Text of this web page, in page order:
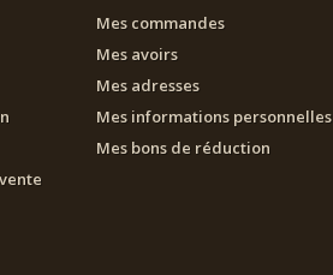
Mes commandes
Mes avoirs
Mes adresses
Mes informations personnelles
Mes bons de réduction